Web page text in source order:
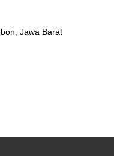
Jawa Barat